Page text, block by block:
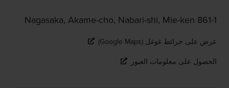
861-1 Nagasaka, Akame-cho, Nabari-shi, Mie-ken
عرض على خرائط غوغل (Google Maps)
الحصول على معلومات العبور